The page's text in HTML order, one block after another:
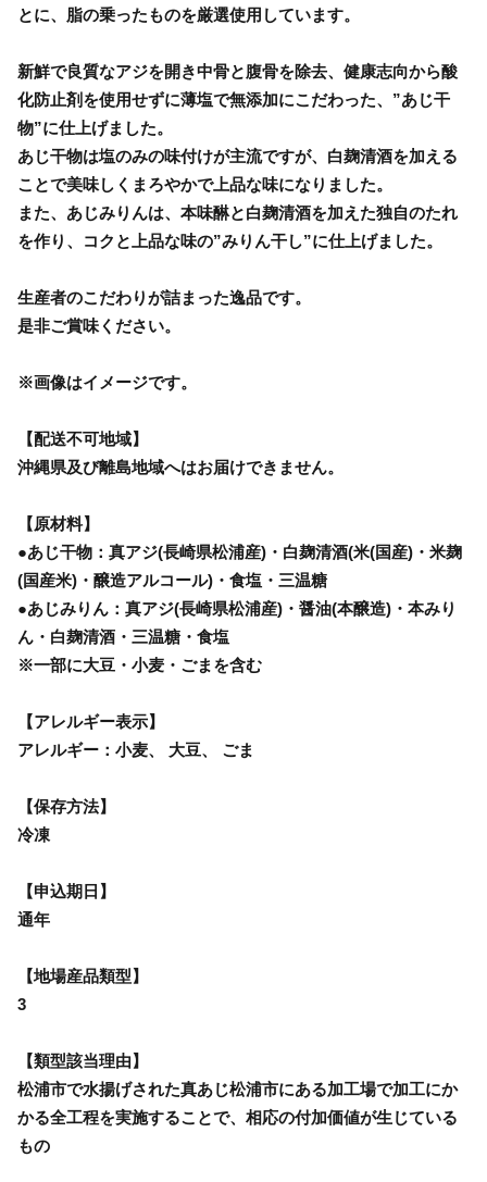
とに、脂の乗ったものを厳選使用しています。
新鮮で良質なアジを開き中骨と腹骨を除去、健康志向から酸
化防止剤を使用せずに薄塩で無添加にこだわった、”あじ干
物”に仕上げました。
あじ干物は塩のみの味付けが主流ですが、白麹清酒を加える
ことで美味しくまろやかで上品な味になりました。
また、あじみりんは、本味醂と白麹清酒を加えた独自のたれ
を作り、コクと上品な味の”みりん干し”に仕上げました。
生産者のこだわりが詰まった逸品です。
是非ご賞味ください。
※画像はイメージです。
【配送不可地域】
沖縄県及び離島地域へはお届けできません。
【原材料】
●あじ干物：真アジ(長崎県松浦産)・白麹清酒(米(国産)・米麹
(国産米)・醸造アルコール)・食塩・三温糖
●あじみりん：真アジ(長崎県松浦産)・醤油(本醸造)・本みり
ん・白麹清酒・三温糖・食塩
※一部に大豆・小麦・ごまを含む
【アレルギー表示】
アレルギー：小麦、 大豆、 ごま
【保存方法】
冷凍
【申込期日】
通年
【地場産品類型】
3
【類型該当理由】
松浦市で水揚げされた真あじ松浦市にある加工場で加工にか
かる全工程を実施することで、相応の付加価値が生じている
もの